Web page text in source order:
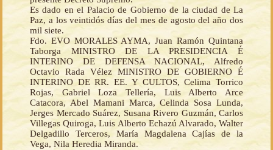
Es dado en el Palacio de Gobierno de la ciudad de La
Paz, a los veintidós días del mes de agosto del año dos
mil siete.
Fdo. EVO MORALES AYMA, Juan Ramón Quintana
Taborga MINISTRO DE LA PRESIDENCIA É
INTERINO DE DEFENSA NACIONAL, Alfredo
Octavio Rada Vélez MINISTRO DE GOBIERNO É
INTERINO DE RR. EE. Y CULTOS, Celima Torrico
Rojas, Gabriel Loza Tellería, Luis Alberto Arce
Catacora, Abel Mamani Marca, Celinda Sosa Lunda,
Jerges Mercado Suárez, Susana Rivero Guzmán, Carlos
Villegas Quiroga, Luis Alberto Echazú Alvarado, Walter
Delgadillo Terceros, María Magdalena Cajías de la
Vega, Nila Heredia Miranda.